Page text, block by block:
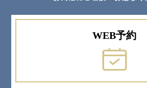
WEB予約